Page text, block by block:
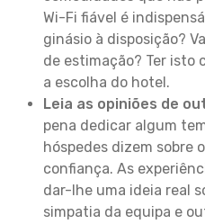
Wi-Fi fiável é
ginásio à disposição?
de estimação? Ter isto
a escolha do hotel.
Leia as opiniões de
pena dedicar algum
hóspedes dizem sobre
confiança. As
dar-lhe uma ideia real
simpatia da equipa e